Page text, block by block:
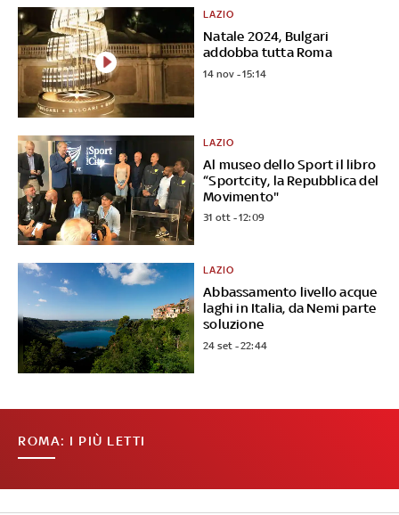
Natale 2024, Bulgari
addobba tutta Roma
LAZIO
14 nov - 15:14
Al museo dello Sport il libro
“Sportcity, la Repubblica del
Movimento"
LAZIO
31 ott - 12:09
Abbassamento livello acque
laghi in Italia, da Nemi parte
soluzione
LAZIO
24 set - 22:44
ROMA: I PIÙ LETTI